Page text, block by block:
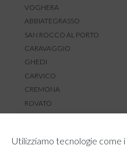
Utilizziamo tecnologie come
VOGHERA
ABBIATEGRASSO
SAN ROCCO AL PORTO
CARAVAGGIO
GHEDI
CARVICO
CREMONA
ROVATO